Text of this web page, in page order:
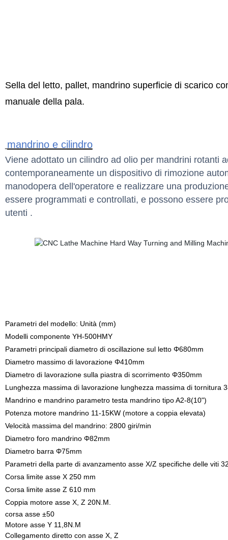
Sella del letto, pallet, mandrino superficiedi scarico
manuale della pala.
mandrino e cilindro
Viene adottato un cilindro ad olio per mandrini rotanti
contemporaneamente un dispositivo di rimozione
manodopera dell'operatore e realizzare una
essere programmati e controllati, e possono essere
utenti .
Parametri del modello: Unità (mm)
Modelli componente YH-500HMY
Parametri principalidiametro di oscillazione sul letto Φ680mm
Diametro massimo di lavorazione Φ410mm
Diametro di lavorazione sulla piastra di scorrimento Φ350mm
Lunghezza massima di lavorazionelunghezza massima di tornitura
Mandrino e mandrino parametro testa mandrino tipo A2-8(10")
Potenza motore mandrino 11-15KW (motore a coppia elevata)
Velocità massima del mandrino: 2800 giri/min
Diametro foro mandrino Φ82mm
Diametro barra Φ75mm
Parametri della parte di avanzamento asse X/Z specifiche delle viti
Corsa limite asse X 250 mm
Corsa limite asse Z 610 mm
Coppia motore asse X, Z 20N.M.
corsa asse ±50
Motore asse Y 11,8N.M
Collegamento diretto con asse X, Z